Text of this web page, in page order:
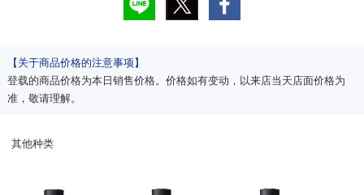
【关于商品价格的注意事项】
登载的商品价格为本日销售价格。价格如有变动，以来店当天店面价格为
准，敬请理解。
其他种类